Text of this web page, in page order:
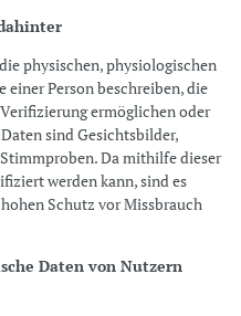
physischen, physiologischen
einer Person beschreiben, die
ermöglichen oder
sind Gesichtsbilder,
Da mithilfe dieser
werden kann, sind es
Schutz vor Missbrauch
Daten von Nutzern